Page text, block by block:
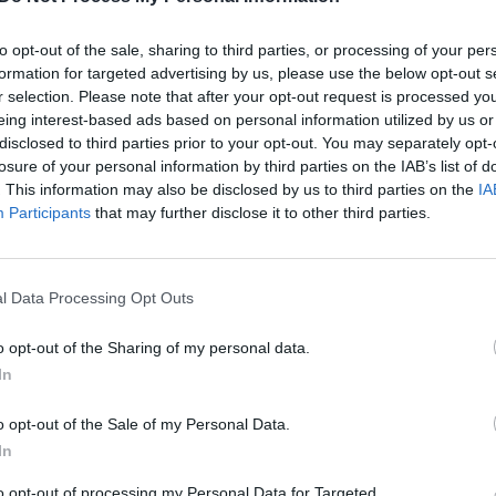
opt-out of the sale, sharing to third parties, or processing of your
for targeted advertising by us, please use the below opt-out
selection. Please note that after your opt-out request is processed
interest-based ads based on personal information utilized by us
to third parties prior to your opt-out. You may separately
of your personal information by third parties on the IAB’s list of
This information may also be disclosed by us to third parties on the
Participants that may further disclose it to other third parties.
Data Processing Opt Outs
opt-out of the Sharing of my personal data.
opt-out of the Sale of my Personal Data.
opt-out of processing my Personal Data for Targeted
žada atlikti tyrimą ir medžiagą perduoti
Visi įrašai
mln.
surengti atakas prieš kritinę infrastruktūrą
Žinios Lietuvos diena
00:00:37